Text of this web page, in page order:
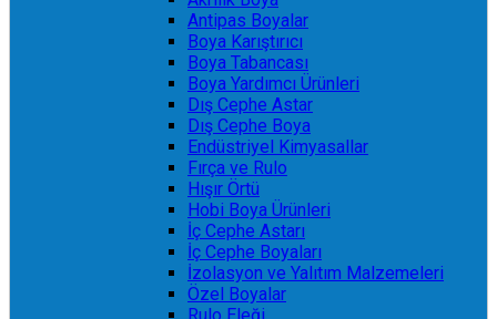
Antipas Boyalar
Boya Karıştırıcı
Boya Tabancası
Boya Yardımcı Ürünleri
Dış Cephe Astar
Dış Cephe Boya
Endüstriyel Kimyasallar
Fırça ve Rulo
Hışır Örtü
Hobi Boya Ürünleri
İç Cephe Astarı
İç Cephe Boyaları
İzolasyon ve Yalıtım Malzemeleri
Özel Boyalar